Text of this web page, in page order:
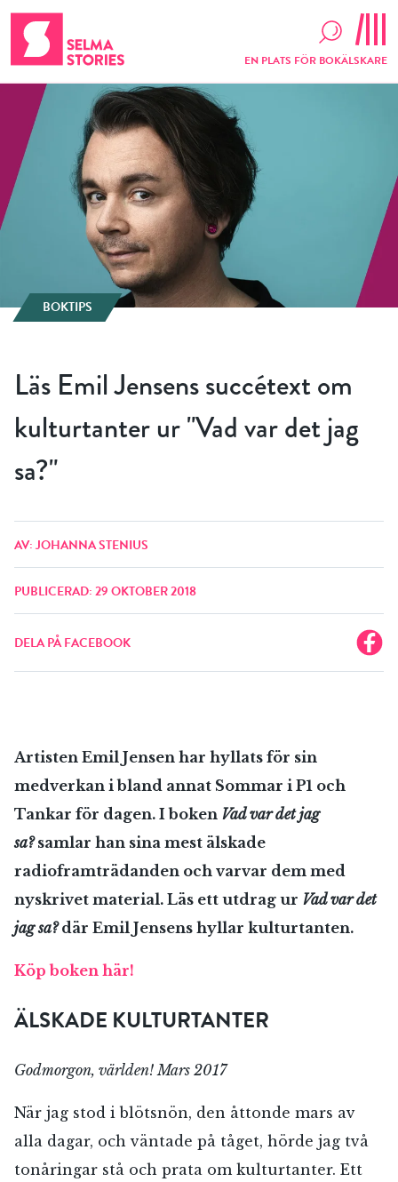
EN PLATS FÖR BOKÄLSKARE
BOKTIPS
Läs Emil Jensens succétext om
kulturtanter ur "Vad var det jag
sa?"
AV: JOHANNA STENIUS
PUBLICERAD: 29 OKTOBER 2018
DELA PÅ FACEBOOK
Artisten Emil Jensen har hyllats för sin
medverkan i bland annat Sommar i P1 och
Tankar för dagen. I boken Vad var det jag
sa?samlar han sina mest älskade
radioframträdanden och varvar dem med
nyskrivet material. Läs ett utdrag ur Vad var det
jag sa?där Emil Jensens hyllar kulturtanten.
Köp boken här!
ÄLSKADE KULTURTANTER
Godmorgon, världen! Mars 2017
När jag stod i blötsnön, den åttonde mars av
alla dagar, och väntade på tåget, hörde jag två
tonåringar stå och prata om kulturtanter. Ett